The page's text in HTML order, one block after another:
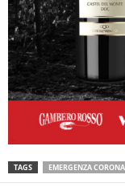
TAGS EMERGENZA